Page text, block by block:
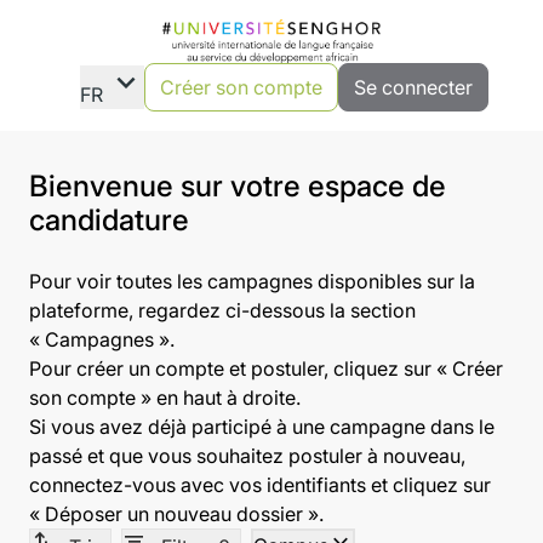
FR expand_more Créer son compte Se connecter
Bienvenue sur votre espace de
candidature
Pour voir toutes les campagnes disponibles sur la
plateforme, regardez ci-dessous la section
« Campagnes ».
Pour créer un compte et postuler, cliquez sur « Créer
son compte » en haut à droite.
Si vous avez déjà participé à une campagne dans le
passé et que vous souhaitez postuler à nouveau,
connectez-vous avec vos identifiants et cliquez sur
« Déposer un nouveau dossier ».